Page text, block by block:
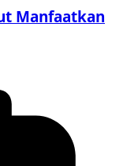
Manfaatkan